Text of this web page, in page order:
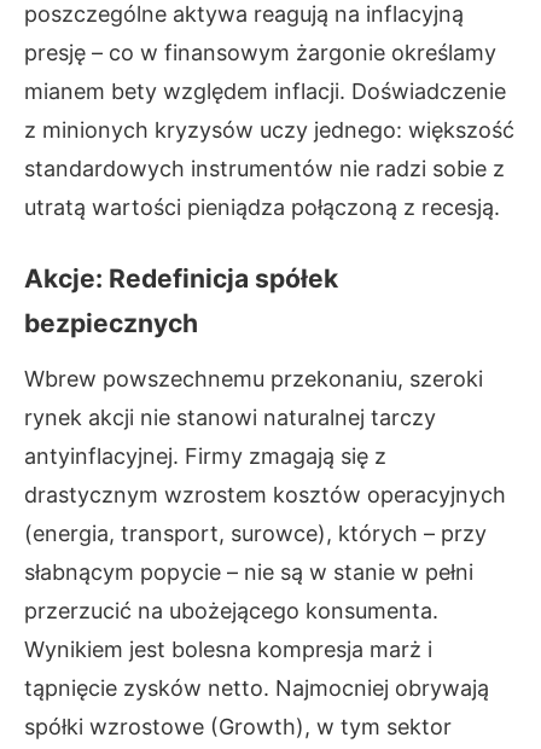
poszczególne aktywa reagują na inflacyjną
presję – co w finansowym żargonie określamy
mianem bety względem inflacji. Doświadczenie
z minionych kryzysów uczy jednego: większość
standardowych instrumentów nie radzi sobie z
utratą wartości pieniądza połączoną z recesją.
Akcje: Redefinicja spółek
bezpiecznych
Wbrew powszechnemu przekonaniu, szeroki
rynek akcji nie stanowi naturalnej tarczy
antyinflacyjnej. Firmy zmagają się z
drastycznym wzrostem kosztów operacyjnych
(energia, transport, surowce), których – przy
słabnącym popycie – nie są w stanie w pełni
przerzucić na ubożejącego konsumenta.
Wynikiem jest bolesna kompresja marż i
tąpnięcie zysków netto. Najmocniej obrywają
spółki wzrostowe (Growth), w tym sektor